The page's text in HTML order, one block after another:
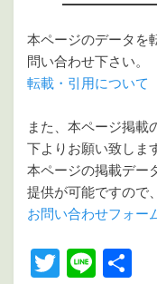
本ページのデータを
問い合わせ下さい。
転載・引用について
また、本ページ掲載
下よりお願い致しま
本ページの掲載デー
提供が可能ですので
お問い合わせフォー
T
Li